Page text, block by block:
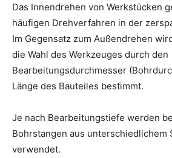
Das Innendrehen von Werkstücken
häufigen Drehverfahren in der
Im Gegensatz zum Außendrehen
die Wahl des Werkzeuges durch den
Bearbeitungsdurchmesser
Länge des Bauteiles bestimmt.
Je nach Bearbeitungstiefe werden
Bohrstangen aus unterschiedlichem
verwendet.